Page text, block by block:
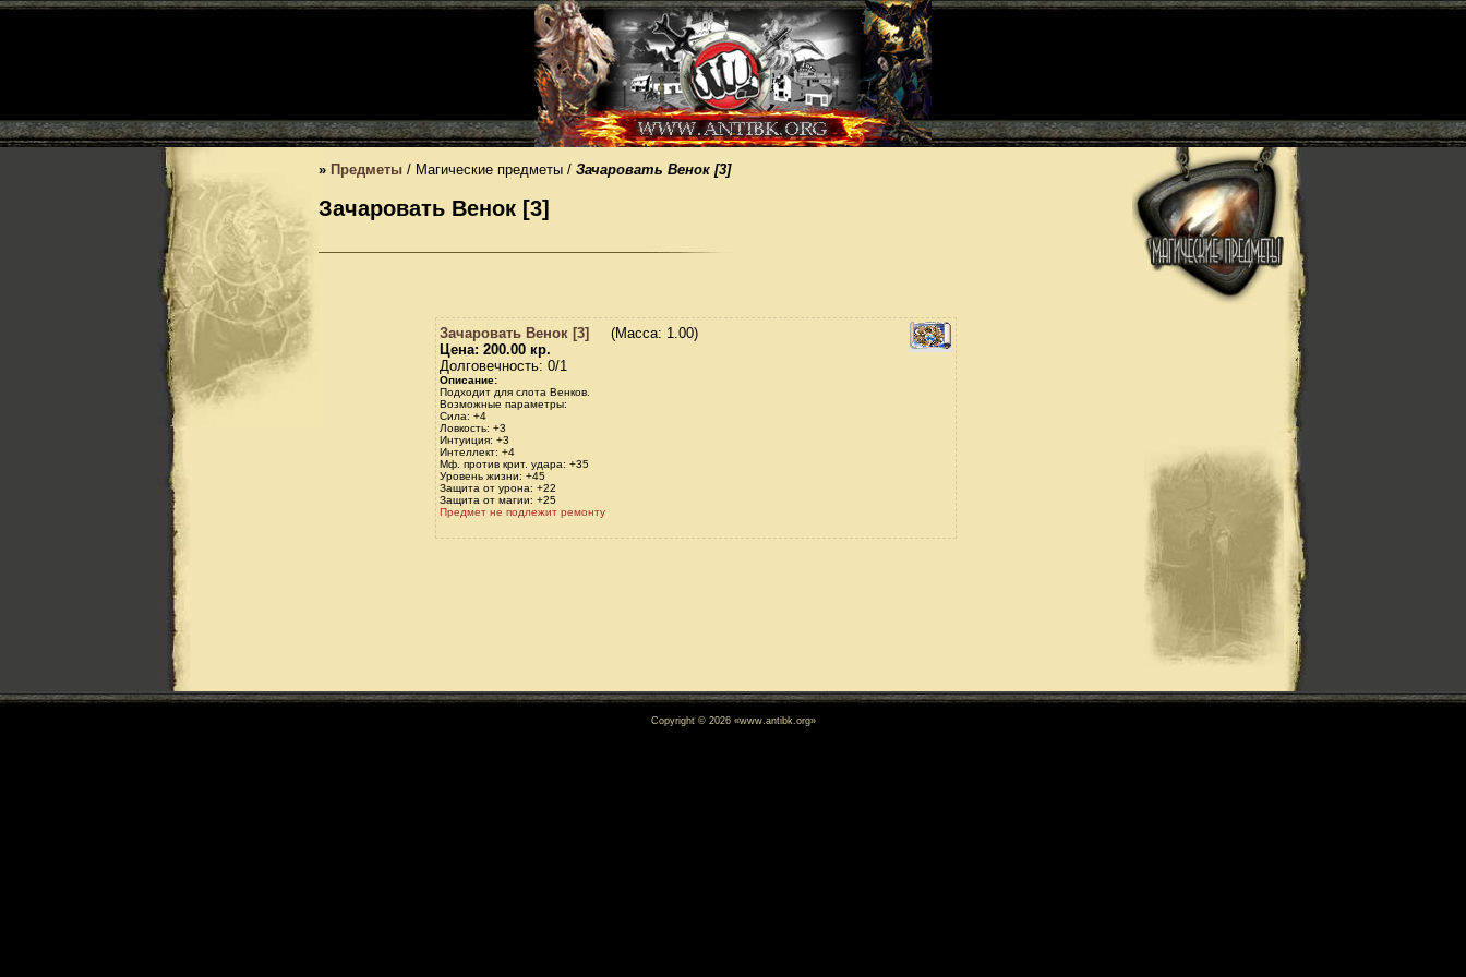
» Предметы/ Магические предметы / Зачаровать Венок [3]
Зачаровать Венок [3]
Зачаровать Венок [3]
(Масса: 1.00)
Цена: 200.00 кр.
Долговечность: 0/1
Описание:
Подходит для слота Венков.
Возможные параметры:
Сила: +4
Ловкость: +3
Интуиция: +3
Интеллект: +4
Мф. против крит. удара: +35
Уровень жизни: +45
Защита от урона: +22
Защита от магии: +25
Предмет не подлежит ремонту
Copyright © 2026 «www.antibk.org»